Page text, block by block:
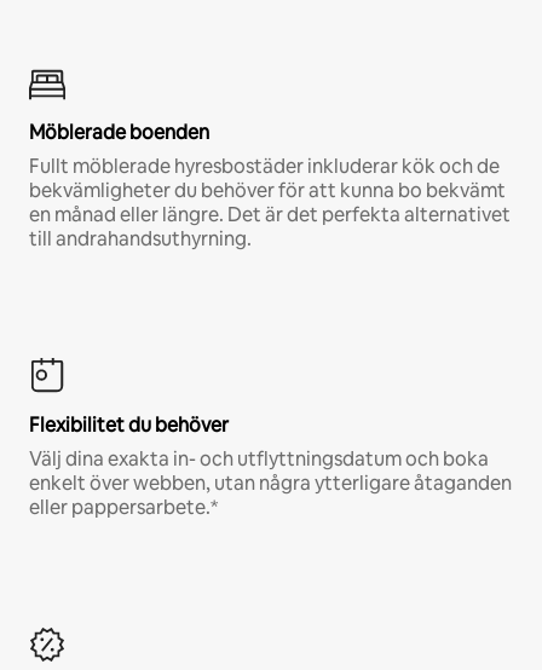
Möblerade boenden
Fullt möblerade hyresbostäder inkluderar kök och de
bekvämligheter du behöver för att kunna bo bekvämt
en månad eller längre. Det är det perfekta alternativet
till andrahandsuthyrning.
Flexibilitet du behöver
Välj dina exakta in- och utflyttningsdatum och boka
enkelt över webben, utan några ytterligare åtaganden
eller pappersarbete.*